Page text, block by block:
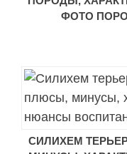
ФОТО
CИЛИХЕМ